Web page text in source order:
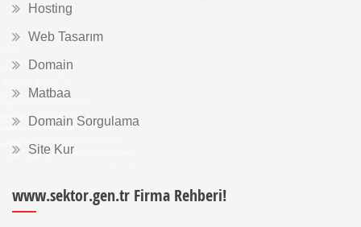
Hosting
Web Tasarım
Domain
Matbaa
Domain Sorgulama
Site Kur
www.sektor.gen.tr Firma Rehberi!